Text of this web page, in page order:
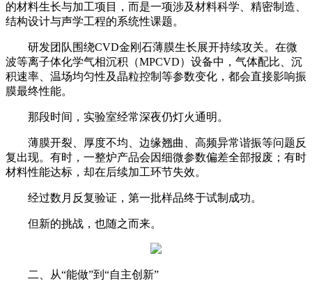
的材料生长与加工项目，而是一项涉及材料科学、精密制造、
结构设计与声学工程的系统性课题。
研发团队围绕CVD金刚石薄膜生长展开持续攻关。在微
波等离子体化学气相沉积（MPCVD）设备中，气体配比、沉
积速率、温场均匀性及晶粒控制等参数变化，都会直接影响振
膜最终性能。
那段时间，实验室经常深夜仍灯火通明。
薄膜开裂、厚度不均、边缘翘曲、高频异常谐振等问题反
复出现。有时，一整炉产品会因细微参数偏差全部报废；有时
材料性能达标，却在后续加工环节失效。
经过数月反复验证，第一批样品终于试制成功。
但新的挑战，也随之而来。
二、从“能做”到“自主创新”